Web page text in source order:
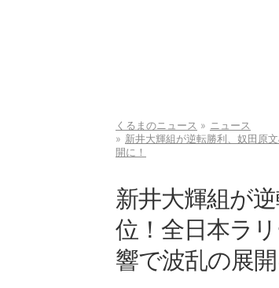
くるまのニュース
ニュース
新井大輝組が逆転勝利、奴田原
開に！
新井大輝組が
位！全日本ラ
響で波乱の展開